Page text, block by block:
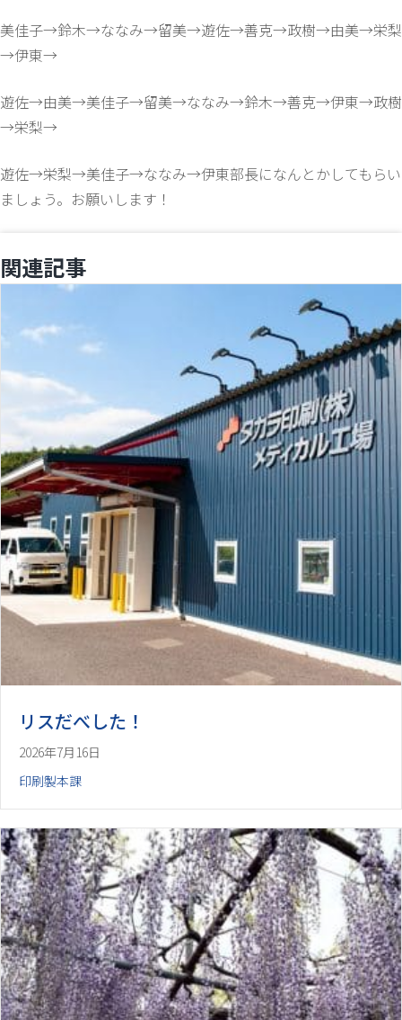
美佳子→鈴木→ななみ→留美→遊佐→善克→政樹→由美→栄梨
→伊東→
遊佐→由美→美佳子→留美→ななみ→鈴木→善克→伊東→政樹
→栄梨→
遊佐→栄梨→美佳子→ななみ→伊東部長になんとかしてもらい
ましょう。お願いします！
関連記事
リスだべした！
2026年7月16日
印刷製本課